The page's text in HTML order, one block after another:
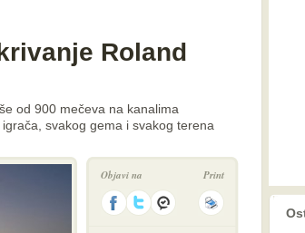
Roland
od 900 mečeva na kanalima
svakog gema i svakog terena
Objavi na Print
prethodno